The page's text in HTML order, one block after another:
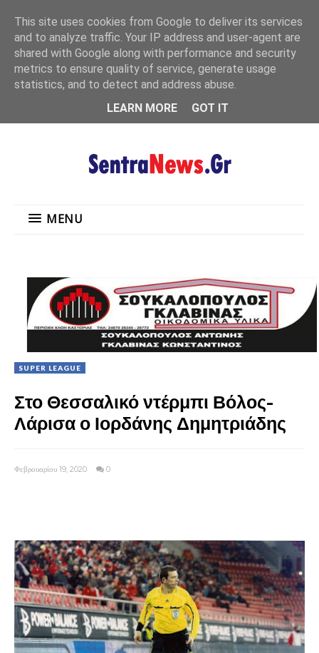
MENU
MENU
SUPER LEAGUE
Στο Θεσσαλικό ντέρμπι Βόλος-
Λάρισα ο Ιορδάνης Δημητριάδης
Φεβρουαρίου 19, 2020 0
This site uses cookies from Google to deliver its services
and to analyze traffic. Your IP address and user-agent are
shared with Google along with performance and security
metrics to ensure quality of service, generate usage
statistics, and to detect and address abuse.
LEARN MORE
GOT IT